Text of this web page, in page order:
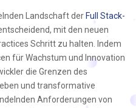
Landschaft der Full Stack-
mit den neuen
Schritt zu halten. Indem
für Wachstum und Innovation
die Grenzen des
und transformative
Anforderungen von